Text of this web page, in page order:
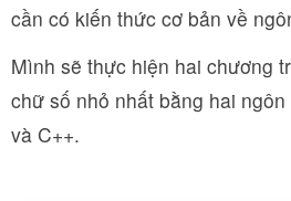
cần có kiến thức cơ bản về
Mình sẽ thực hiện hai chương
chữ số nhỏ nhất bằng hai
và C++.